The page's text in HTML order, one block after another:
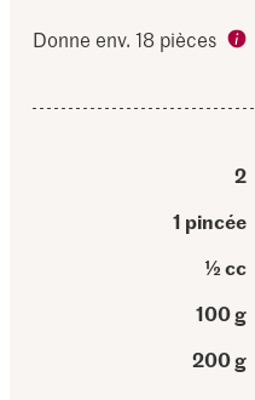
Donne env. 18 pièces
2
1 pincée
½ cc
100 g
200 g